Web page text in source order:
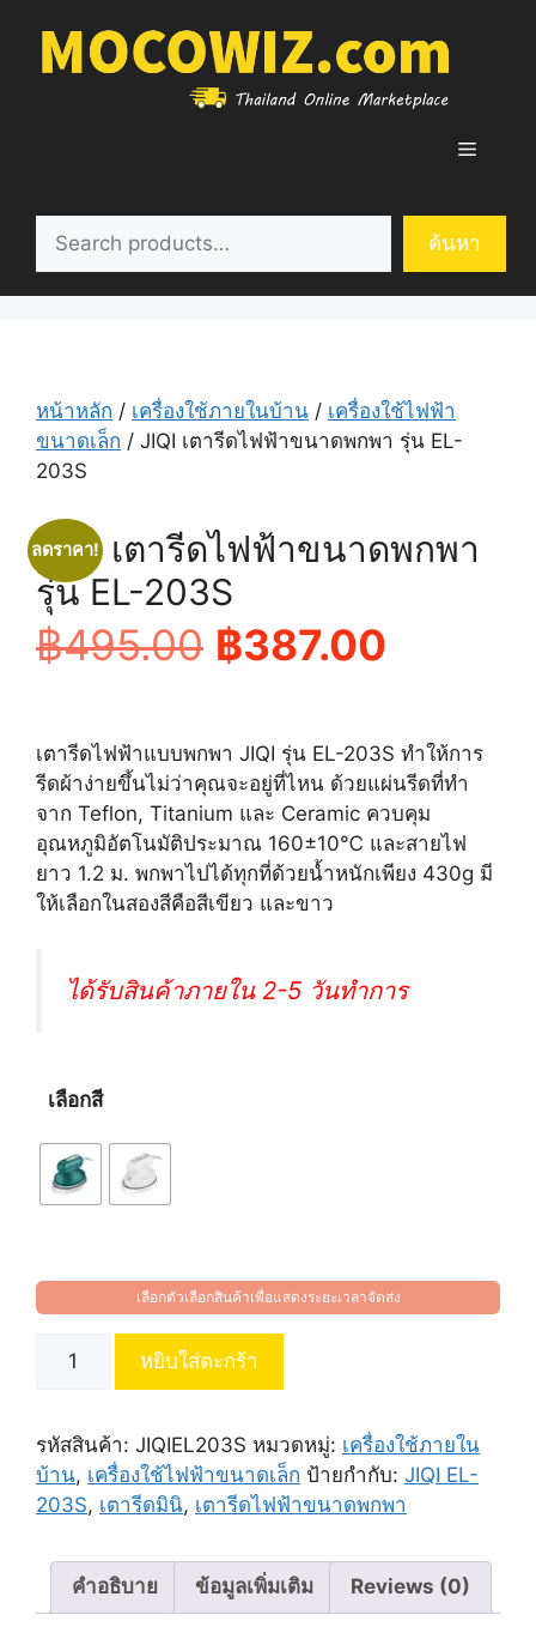
content
Menu
ค้นหา
หน้าหลัก / เครื่องใช้ภายในบ้าน / เครื่องใช้ไฟฟ้า
ขนาดเล็ก / JIQI เตารีดไฟฟ้าขนาดพกพา รุ่น EL-
203S
ลดราคา!
JIQI เตารีดไฟฟ้าขนาดพกพา
รุ่น EL-203S
฿495.00 Original
was:
฿495.00.
฿387.00
is:
฿
เตารีดไฟฟ้าแบบพกพา JIQI รุ่น EL-203S ทำให้การ
รีดผ้าง่ายขึ้นไม่ว่าคุณจะอยู่ที่ไหน ด้วยแผ่นรีดที่ทำ
จาก Teflon, Titanium และ Ceramic ควบคุม
อุณหภูมิอัตโนมัติประมาณ 160±10℃ และสายไฟ
ยาว 1.2 ม. พกพาไปได้ทุกที่ด้วยน้ำหนักเพียง 430g มี
ให้เลือกในสองสีคือสีเขียว และขาว
ได้รับสินค้าภายใน 2-5 วันทำการ
เลือกสี
เลือกตัวเลือกสินค้าเพื่อแสดงระยะเวลาจัดส่ง
ไฟฟ้า
ขนาด
พกพา
EL-
203S
ชิ้น
หยิบใส่ตะกร้า
รหัสสินค้า: JIQIEL203S หมวดหมู่: เครื่องใช้ภายใน
บ้าน, เครื่องใช้ไฟฟ้าขนาดเล็ก ป้ายกำกับ: JIQI EL-
203S, เตารีดมินิ, เตารีดไฟฟ้าขนาดพกพา
คำอธิบาย ข้อมูลเพิ่มเติม Reviews (0)